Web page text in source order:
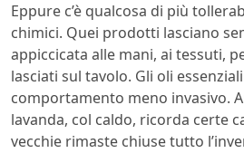
Eppure c’è qualcosa di più
chimici. Quei prodotti lasciano
appiccicata alle mani, ai tessuti,
lasciati sul tavolo. Gli oli
comportamento meno invasivo.
lavanda, col caldo, ricorda certe
vecchie rimaste chiuse tutto